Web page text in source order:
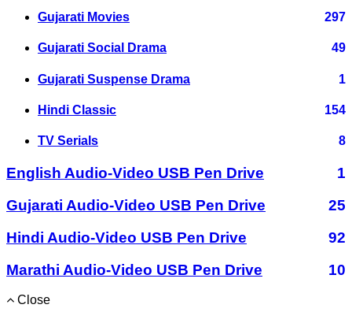
Gujarati Movies 297
Gujarati Social Drama 49
Gujarati Suspense Drama 1
Hindi Classic 154
TV Serials 8
English Audio-Video USB Pen Drive
1
Gujarati Audio-Video USB Pen Drive
25
Hindi Audio-Video USB Pen Drive
92
Marathi Audio-Video USB Pen Drive
10
Close